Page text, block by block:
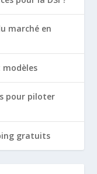
marché en
modèles
pour piloter
gratuits